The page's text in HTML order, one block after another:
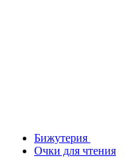
Бижутерия
Очки для чтения